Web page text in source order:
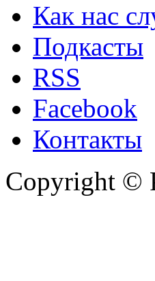
Как нас
Подкасты
RSS
Facebook
Контакты
Copyright ©